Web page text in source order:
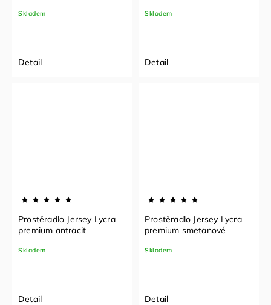
Skladem
Detail
Skladem
Detail
Prostěradlo Jersey Lycra
premium antracit
Skladem
Detail
Prostěradlo Jersey Lycra
premium smetanové
Skladem
Detail